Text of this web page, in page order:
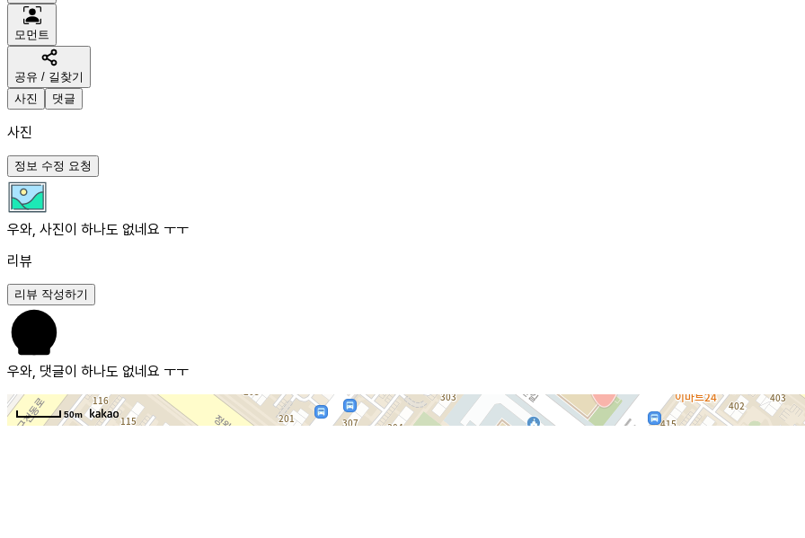
모먼트
공유 / 길찾기
사진
댓글
사진
정보 수정 요청
우와, 사진이 하나도 없네요 ㅜㅜ
리뷰
리뷰 작성하기
우와, 댓글이 하나도 없네요 ㅜㅜ
50m